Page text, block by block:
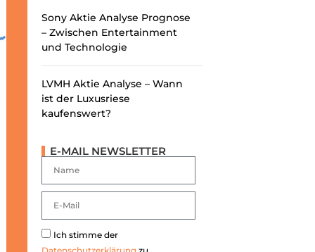
Sony Aktie Analyse Prognose
– Zwischen Entertainment
und Technologie
LVMH Aktie Analyse – Wann
ist der Luxusriese
kaufenswert?
E-MAIL NEWSLETTER
Ich stimme der